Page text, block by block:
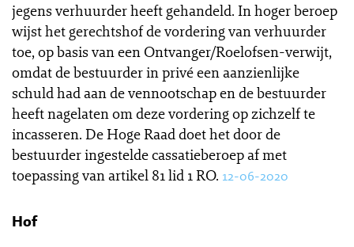
jegens verhuurder heeft gehandeld. In hoger beroep
wijst het gerechtshof de vordering van verhuurder
toe, op basis van een Ontvanger/Roelofsen-verwijt,
omdat de bestuurder in privé een aanzienlijke
schuld had aan de vennootschap en de bestuurder
heeft nagelaten om deze vordering op zichzelf te
incasseren. De Hoge Raad doet het door de
bestuurder ingestelde cassatieberoep af met
toepassing van artikel 81 lid 1 RO. 12-06-2020
Hof